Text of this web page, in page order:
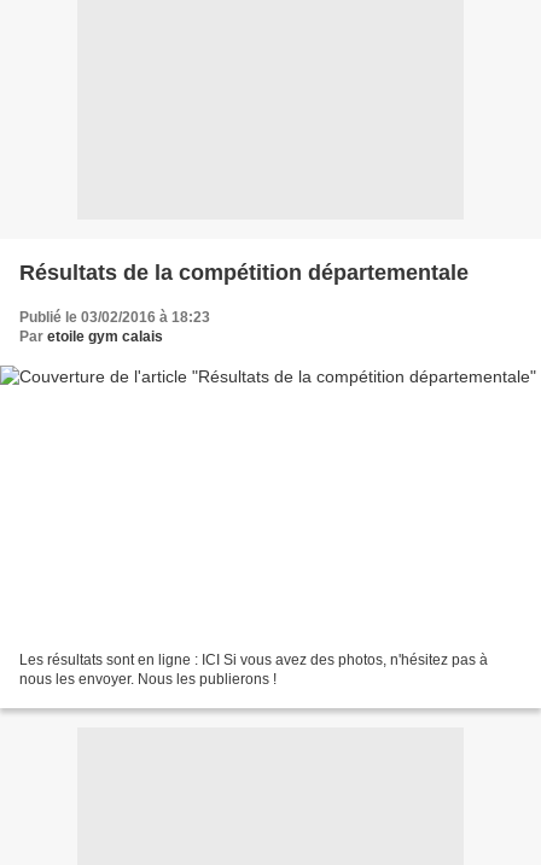
Résultats de la compétition départementale
Publié le 03/02/2016 à 18:23
Par etoile gym calais
Les résultats sont en ligne : ICI Si vous avez des photos, n'hésitez pas à
nous les envoyer. Nous les publierons !